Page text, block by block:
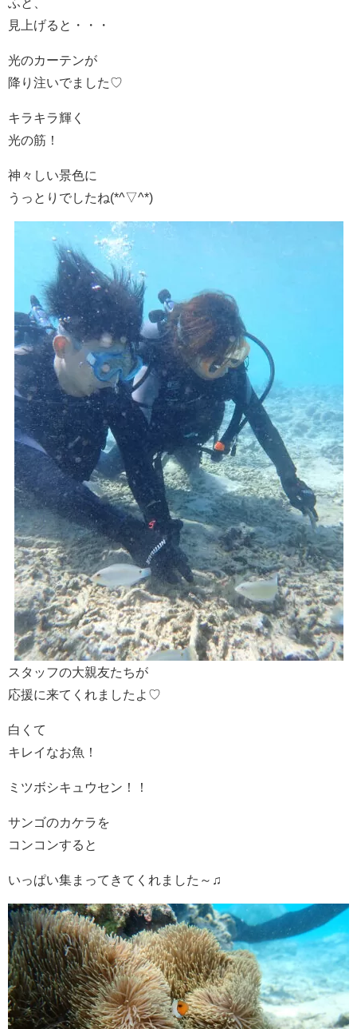
見上げると・・・
光のカーテンが
降り注いでました♡
キラキラ輝く
光の筋！
神々しい景色に
うっとりでしたね(*^▽^*)
スタッフの大親友たちが
応援に来てくれましたよ♡
白くて
キレイなお魚！
ミツボシキュウセン！！
サンゴのカケラを
コンコンすると
いっぱい集まってきてくれました～♫